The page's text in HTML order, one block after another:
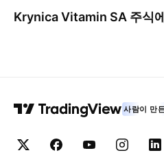
Krynica Vitamin SA 주식
사람이 만